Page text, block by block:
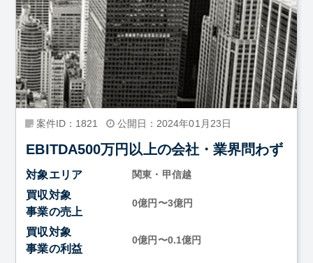
案件ID：1821 公開日：2024年01月23日
EBITDA500万円以上の会社・業界問わず
対象エリア 関東・甲信越
買収対象
事業の売上
0億円〜3億円
買収対象
事業の利益
0億円〜0.1億円